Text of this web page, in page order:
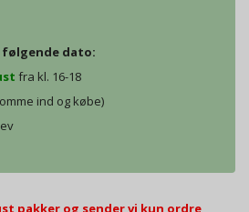
følgende dato:
fra kl. 16-18
ind og købe)
pakker og sender vi kun ordre